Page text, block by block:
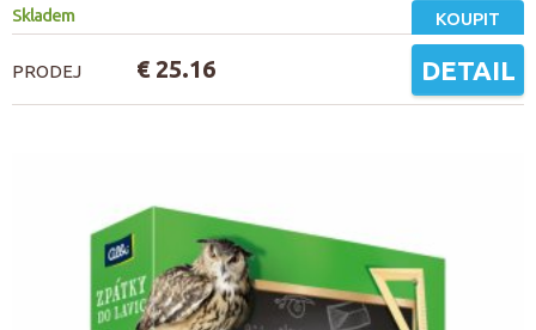
Skladem KOUPIT
PRODEJ € 25.16 DETAIL